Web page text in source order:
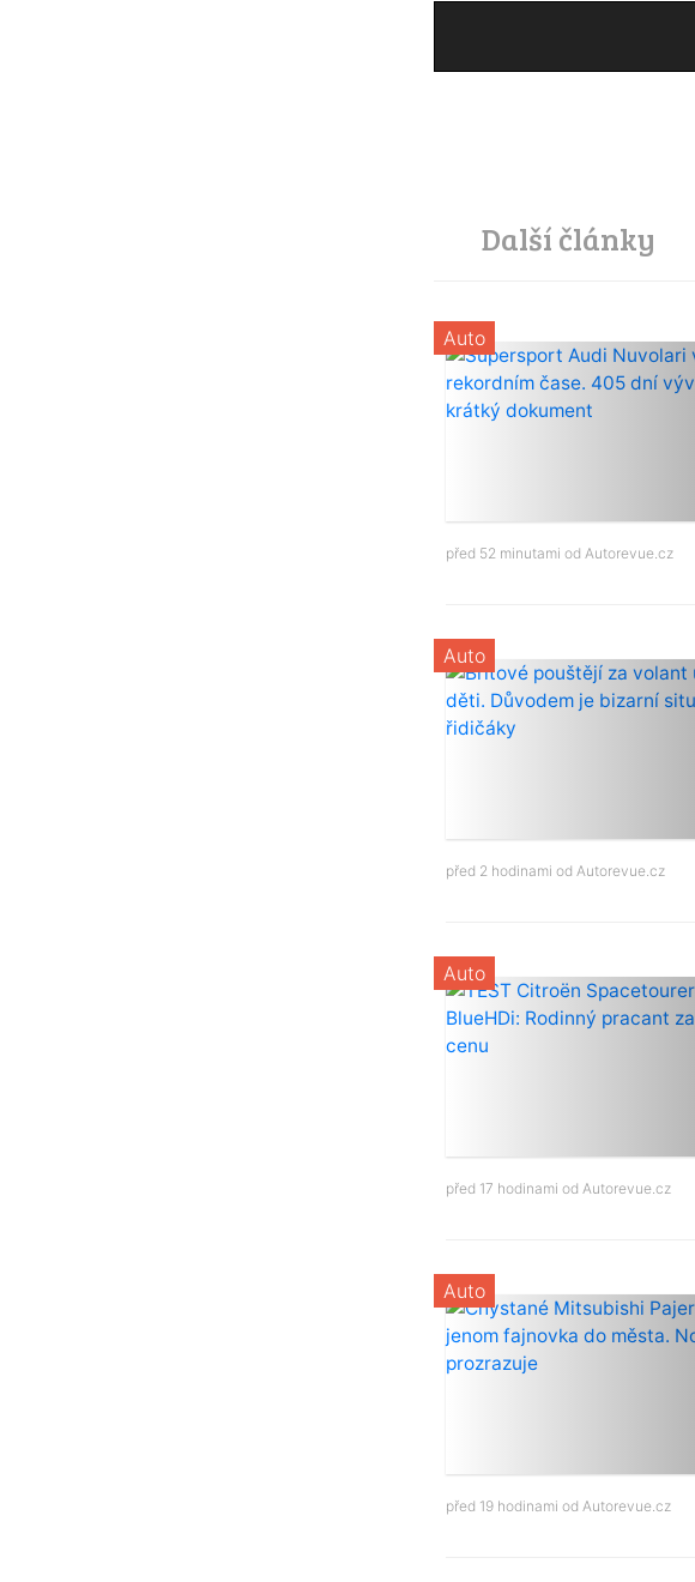
Další články
Auto
před 52 minutami od Autorevue.cz
Auto
před 2 hodinami od Autorevue.cz
Auto
před 17 hodinami od Autorevue.cz
Auto
před 19 hodinami od Autorevue.cz